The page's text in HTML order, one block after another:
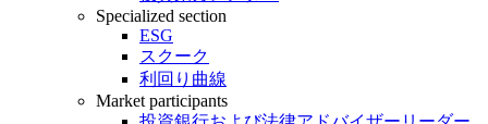
Specialized section
ESG
スクーク
利回り曲線
Market participants